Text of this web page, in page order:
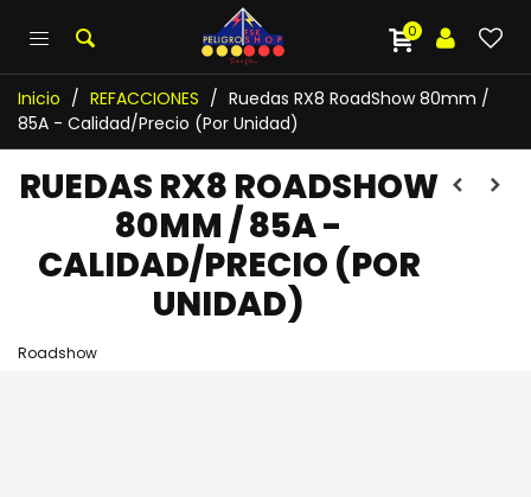
0
Inicio / REFACCIONES / Ruedas RX8 RoadShow 80mm /
85A - Calidad/Precio (Por Unidad)
RUEDAS RX8 ROADSHOW
80MM / 85A -
CALIDAD/PRECIO (POR
UNIDAD)
Roadshow